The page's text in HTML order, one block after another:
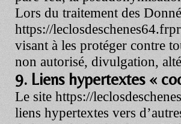
Lors du traitement des
https://leclosdeschenes64.fr
visant à les protéger contre
non autorisé, divulgation,
9. Liens hypertextes «
Le site https://
liens hypertextes vers